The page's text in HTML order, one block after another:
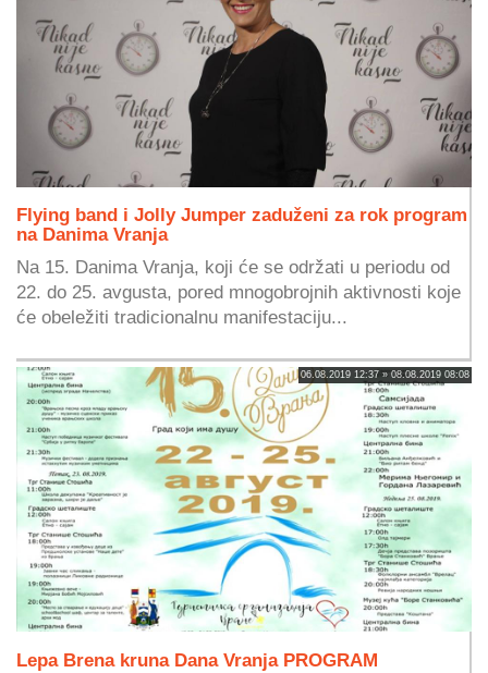
Flying band i Jolly Jumper zaduženi za rok program
na Danima Vranja
Na 15. Danima Vranja, koji će se održati u periodu od
22. do 25. avgusta, pored mnogobrojnih aktivnosti koje
će obeležiti tradicionalnu manifestaciju...
06.08.2019 12:37 » 08.08.2019 08:08
Lepa Brena kruna Dana Vranja PROGRAM